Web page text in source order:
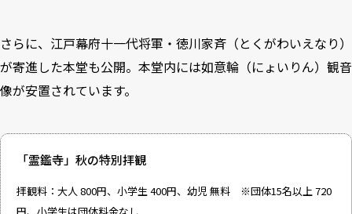
さらに、江戸幕府十一代将軍・徳川家斉（とくがわいえなり）
が寄進した本堂も公開。本堂内には如意輪（にょいりん）観音
像が安置されています。
「霊鑑寺」秋の特別拝観
拝観料：大人 800円、小学生 400円、幼児 無料 ※団体15名以上 720